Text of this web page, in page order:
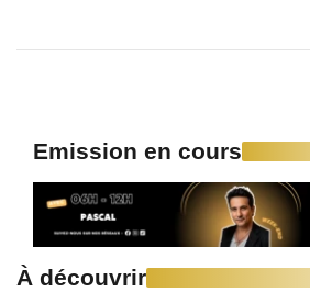
Emission en cours
À découvrir